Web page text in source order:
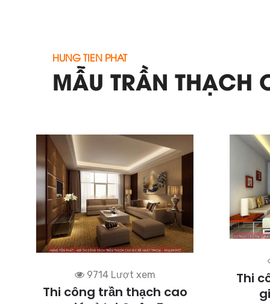
HUNG TIEN PHAT
MẪU TRẦN THẠCH
9714 Lượt xem
Thi công trần thạch cao
Thi